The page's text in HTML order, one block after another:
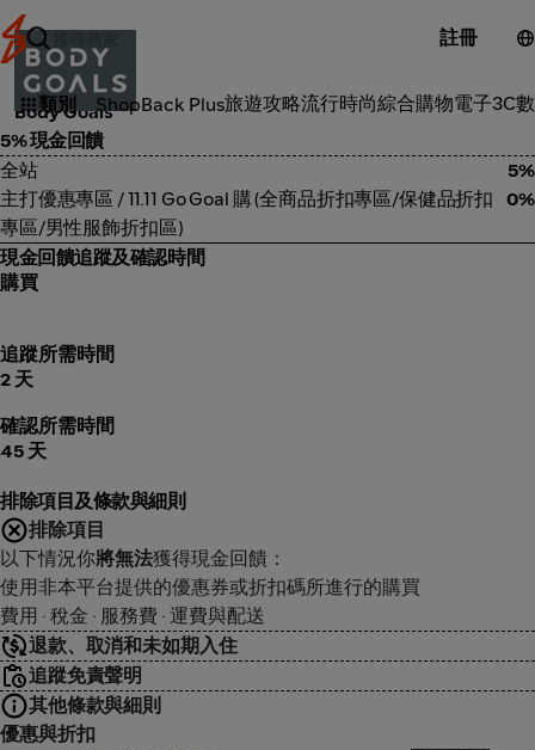
註冊
類別 ShopBack Plus旅遊攻略流行時尚綜合購物電子3C
保健
Body Goals
5% 現金回饋
全站
5%
主打優惠專區 / 11.11 Go Goal 購 (全商品折扣專區/保健品折扣
專區/男性服飾折扣區)
0%
現金回饋追蹤及確認時間
購買
追蹤所需時間
2 天
確認所需時間
45 天
排除項目及條款與細則
排除項目
以下情況你將無法獲得現金回饋：
使用非本平台提供的優惠券或折扣碼所進行的購買
費用 · 稅金 · 服務費 · 運費與配送
退款、取消和未如期入住
追蹤免責聲明
其他條款與細則
優惠與折扣